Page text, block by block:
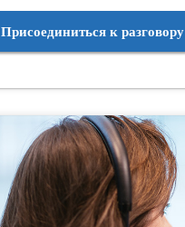
Присоединиться к разговору